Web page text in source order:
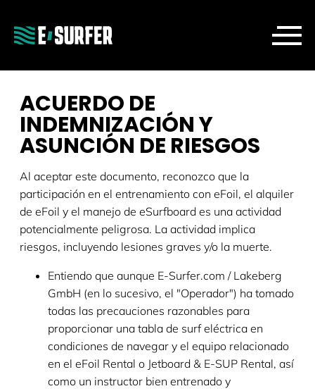
ACUERDO DE
INDEMNIZACIÓN Y
ASUNCIÓN DE RIESGOS
Al aceptar este documento, reconozco que la
participación en el entrenamiento con eFoil, el alquiler
de eFoil y el manejo de eSurfboard es una actividad
potencialmente peligrosa. La actividad implica
riesgos, incluyendo lesiones graves y/o la muerte.
Entiendo que aunque E-Surfer.com / Lakeberg
GmbH (en lo sucesivo, el "Operador") ha tomado
todas las precauciones razonables para
proporcionar una tabla de surf eléctrica en
condiciones de navegar y el equipo relacionado
en el eFoil Rental o Jetboard & E-SUP Rental, así
como un instructor bien entrenado y